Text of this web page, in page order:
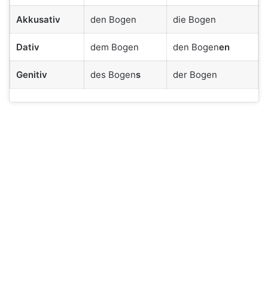
Akkusativ den Bogen die Bogen
Dativ dem Bogen den Bogenen
Genitiv des Bogens der Bogen